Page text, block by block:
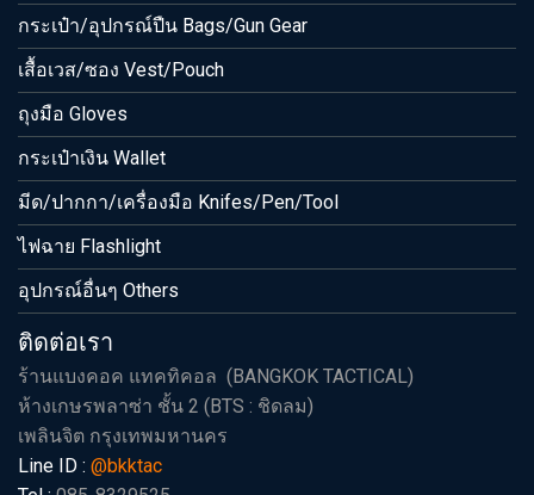
กระเป๋า/อุปกรณ์ปืน Bags/Gun Gear
เสื้อเวส/ซอง Vest/Pouch
ถุงมือ Gloves
กระเป๋าเงิน Wallet
มีด/ปากกา/เครื่องมือ Knifes/Pen/Tool
ไฟฉาย Flashlight
อุปกรณ์อื่นๆ Others
ติดต่อเรา
ร้านแบงคอค แทคทิคอล (BANGKOK TACTICAL)
ห้างเกษรพลาซ่า ชั้น 2 (BTS : ชิดลม)
เพลินจิต กรุงเทพมหานคร
Line ID : @bkktac